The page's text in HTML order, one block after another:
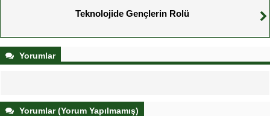
Teknolojide Gençlerin Rolü
Yorumlar
Yorumlar (Yorum Yapılmamış)